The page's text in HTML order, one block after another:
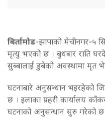
बिर्तामोड-झापाको मेचीनगर-५
मृत्यु भएको छ । बुधबार राति
सुब्बालाई डुबेको अवस्थामा मृत
घटनाबारे अनुसन्धान भइरहेको
छ । इलाका प्रहरी कार्यालय
घटनाको अनुसन्धान सुरु गरेको छ